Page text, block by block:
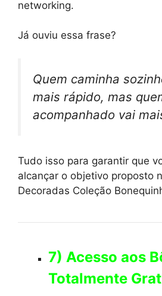
networking.
Já ouviu essa frase?
Quem caminha
mais rápido, mas
acompanhado vai
Tudo isso para garantir que
alcançar o objetivo proposto
Decoradas Coleção
7) Acesso aos
Totalmente